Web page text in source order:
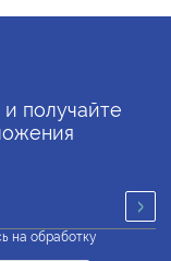
получайте
на обработку